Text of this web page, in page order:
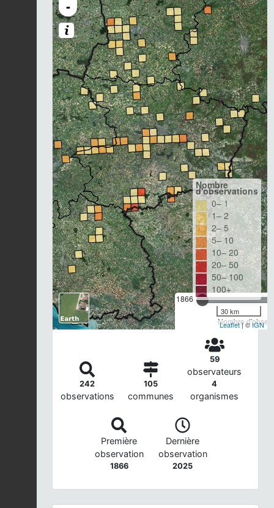
-
1866
Nombre
Nombre
d'observations
0– 1
1– 2
2– 5
5– 10
10– 20
20– 50
50– 100
100+
30 km
Leaflet| ©IGN
242
observations
105
communes
59
observateurs
4
organismes
Première
observation
1866
Dernière
observation
2025